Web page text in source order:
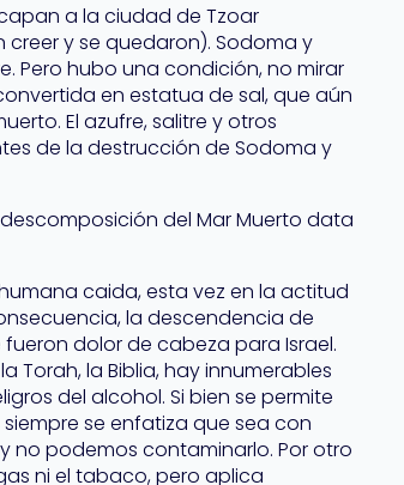
a la ciudad de Tzoar
y se quedaron). Sodoma y
Pero hubo una condición, no mirar
en estatua de sal, que aún
El azufre, salitre y otros
de la destrucción de Sodoma y
del Mar Muerto data
caida, esta vez en la actitud
la descendencia de
dolor de cabeza para Israel.
la Biblia, hay innumerables
del alcohol. Si bien se permite
se enfatiza que sea con
no podemos contaminarlo. Por otro
ni el tabaco, pero aplica